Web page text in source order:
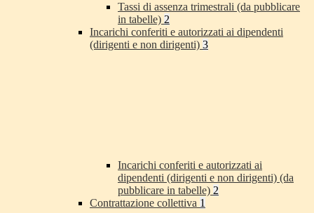
Tassi di assenza trimestrali (da pubblicare
in tabelle) 2
Incarichi conferiti e autorizzati ai dipendenti
(dirigenti e non dirigenti) 3
Incarichi conferiti e autorizzati ai
dipendenti (dirigenti e non dirigenti) (da
pubblicare in tabelle) 2
Contrattazione collettiva 1